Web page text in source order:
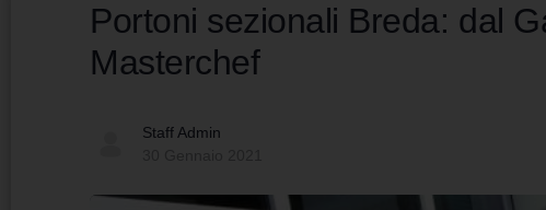
Portoni sezionali Breda: dal
Masterchef
Staff Admin